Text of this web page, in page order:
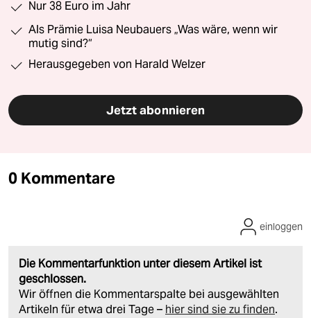
Nur 38 Euro im Jahr
Als Prämie Luisa Neubauers „Was wäre, wenn wir
mutig sind?“
Herausgegeben von Harald Welzer
Jetzt abonnieren
0 Kommentare
Die Kommentarfunktion unter diesem Artikel ist
geschlossen.
Wir öffnen die Kommentarspalte bei ausgewählten
Artikeln für etwa drei Tage – hier sind sie zu finden.
einloggen